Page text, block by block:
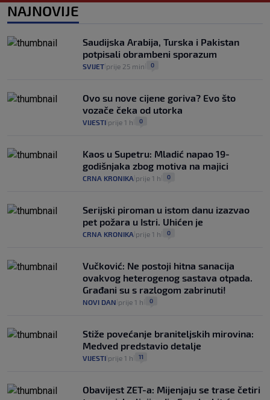
1
junaci naših priča budu oni koji pomažu,
a ne oni koji su pobijedili nekoga"
VIJESTI 2
NAJNOVIJE
Saudijska Arabija, Turska i Pakistan
potpisali obrambeni sporazum
SVIJET prije 25 min 0
Ovo su nove cijene goriva? Evo što
vozače čeka od utorka
VIJESTI prije 1 h 0
Kaos u Supetru: Mladić napao 19-
godišnjaka zbog motiva na majici
CRNA KRONIKA prije 1 h 0
Serijski piroman u istom danu izazvao
pet požara u Istri. Uhićen je
CRNA KRONIKA prije 1 h 0
Vučković: Ne postoji hitna sanacija
ovakvog heterogenog sastava otpada.
Građani su s razlogom zabrinuti!
NOVI DAN prije 1 h 0
Stiže povećanje braniteljskih mirovina:
Medved predstavio detalje
VIJESTI prije 1 h 11
Obavijest ZET-a: Mijenjaju se trase četiri